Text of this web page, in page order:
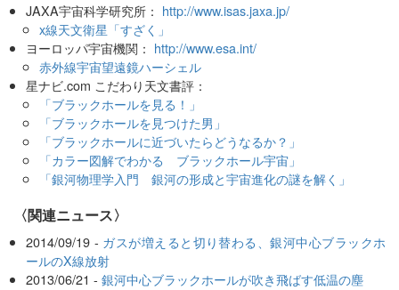
JAXA宇宙科学研究所： http://www.isas.jaxa.jp/
x線天文衛星「すざく」
ヨーロッパ宇宙機関： http://www.esa.int/
赤外線宇宙望遠鏡ハーシェル
星ナビ.com こだわり天文書評：
「ブラックホールを見る！」
「ブラックホールを見つけた男」
「ブラックホールに近づいたらどうなるか？」
「カラー図解でわかる ブラックホール宇宙」
「銀河物理学入門 銀河の形成と宇宙進化の謎を解く」
〈関連ニュース〉
2014/09/19 - ガスが増えると切り替わる、銀河中心ブラックホ
ールのX線放射
2013/06/21 -銀河中心ブラックホールが吹き飛ばす低温の塵